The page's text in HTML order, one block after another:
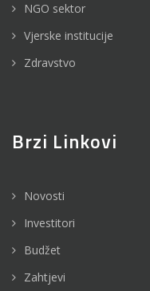
NGO sektor
Vjerske institucije
Zdravstvo
Brzi Linkovi
Novosti
Investitori
Budžet
Zahtjevi